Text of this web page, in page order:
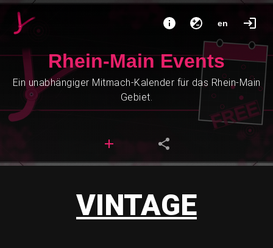
en
Rhein-Main Events
Ein unabhängiger Mitmach-Kalender für das Rhein-Main
Gebiet.
VINTAGE